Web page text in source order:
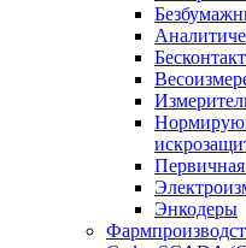
Энкодеры